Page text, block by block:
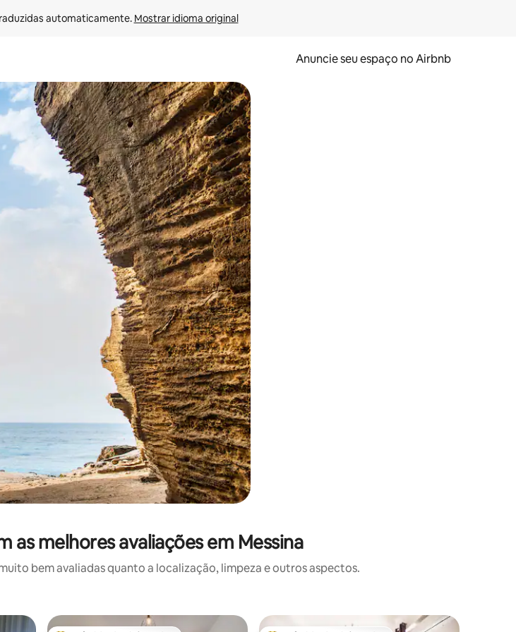
automaticamente. Mostrar idioma original
Anuncie seu espaço no Airbnb
e para baixo do teclado ou tocando e deslizando o dedo na tela.
melhores avaliações em Messina
bem avaliadas quanto a localização, limpeza e outros aspectos.